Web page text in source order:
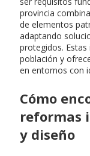
provincia
de elementos
adaptando
protegidos.
población y
en entornos con
Cómo
reformas
y diseño